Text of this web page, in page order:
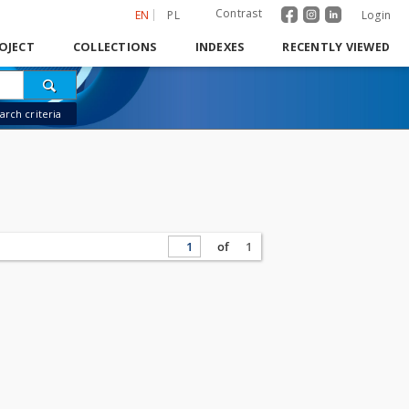
EN PL Contrast Login
COLLECTIONS INDEXES RECENTLY VIEWED
criteria
of 1